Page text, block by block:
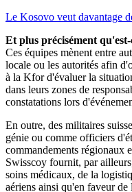
Le Kosovo veut davantage
Et plus précisément
Ces équipes mènent entre
locale ou les autorités afin
à la Kfor d'évaluer la
dans leurs zones de
constatations lors
En outre, des militaires
génie ou comme officiers
commandements régionaux
Swisscoy fournit, par
soins médicaux, de la
aériens ainsi qu'en faveur